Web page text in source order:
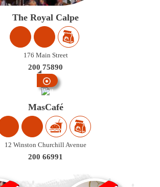
The Royal Calpe
176 Main Street
200 75890
West
MasCafé
12 Winston Churchill Avenue
200 66991